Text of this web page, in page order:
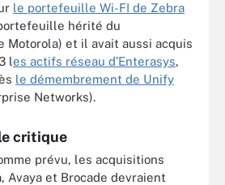
le portefeuille Wi-FI de Zebra
hérité du
Motorola) et il avait aussi acquis
les actifs réseau d’Enterasys,
le démembrement de Unify
Networks).
critique
prévu, les acquisitions
Avaya et Brocade devraient